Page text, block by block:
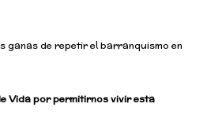
ganas de repetir el barranquismo en
Vida por permitirnos vivir esta